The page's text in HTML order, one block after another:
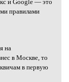
и Google — это
правилами
на
в Москве, то
в первую